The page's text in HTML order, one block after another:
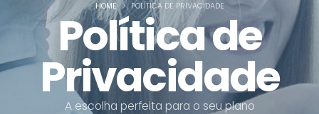
Política de
Privacidade
A escolha perfeita para o seu plano
HOME POLÍTICA DE PRIVACIDADE